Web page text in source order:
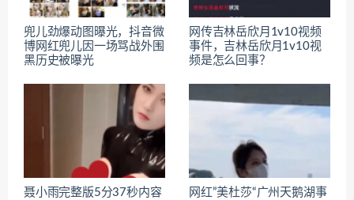
兜儿劲爆动图曝光，抖音微
博网红兜儿因一场骂战外围
黑历史被曝光
网传吉林岳欣月1v10视频
事件，吉林岳欣月1v10视
频是怎么回事？
聂小雨完整版5分37秒内容
网红”美杜莎“广州天鹅湖事